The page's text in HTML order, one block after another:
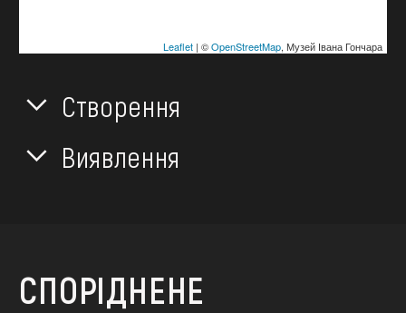
Leaflet| ©OpenStreetMap, Музей Івана Гончара
Створення
Виявлення
СПОРІДНЕНЕ